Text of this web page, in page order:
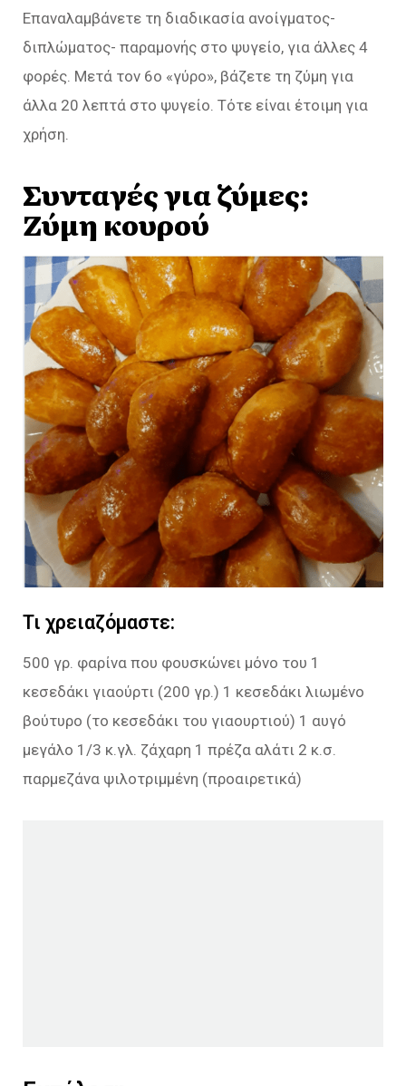
Επαναλαμβάνετε τη διαδικασία ανοίγματος-
διπλώματος- παραμονής στο ψυγείο, για άλλες 4
φορές. Μετά τον 6ο «γύρο», βάζετε τη ζύμη για
άλλα 20 λεπτά στο ψυγείο. Τότε είναι έτοιμη για
χρήση.
Συνταγές για ζύμες:
Ζύμη κουρού
Τι χρειαζόμαστε:
500 γρ. φαρίνα που φουσκώνει μόνο του 1
κεσεδάκι γιαούρτι (200 γρ.) 1 κεσεδάκι λιωμένο
βούτυρο (το κεσεδάκι του γιαουρτιού) 1 αυγό
μεγάλο 1/3 κ.γλ. ζάχαρη 1 πρέζα αλάτι 2 κ.σ.
παρμεζάνα ψιλοτριμμένη (προαιρετικά)